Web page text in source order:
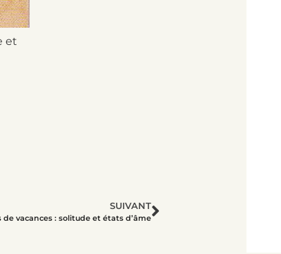
et
SUIVANT
de vacances : solitude et états d’âme